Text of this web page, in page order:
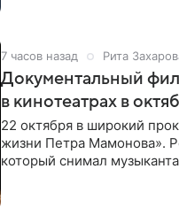
7 часов назад Рита
Документальный
в кинотеатрах в
22 октября в широкий
жизни Петра Мамонова».
который снимал